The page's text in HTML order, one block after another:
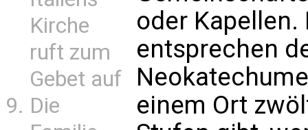
Kirche
ruft zum
Gebet auf
Die
oder
entsprechen
einem Ort